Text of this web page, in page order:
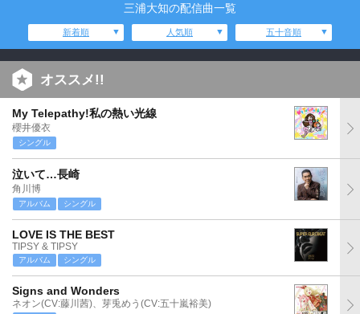
三浦大知の配信曲一覧
新着順 人気順 五十音順
オススメ!!
My Telepathy!私の熱い光線
櫻井優衣
シングル
泣いて…長崎
角川博
アルバム シングル
LOVE IS THE BEST
TIPSY & TIPSY
アルバム シングル
Signs and Wonders
ネオン(CV:藤川茜)、芽兎めう(CV:五十嵐裕美)